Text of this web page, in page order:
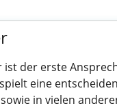
ist der erste
eine
in vielen